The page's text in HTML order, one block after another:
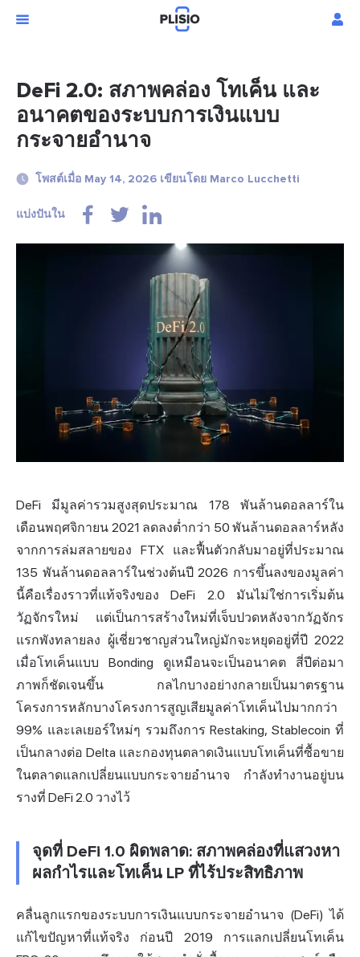
DeFi 2.0: สภาพคล่อง โทเค็น และ
อนาคตของระบบการเงินแบบ
กระจายอำนาจ
โพสต์เมื่อ May 14, 2026 เขียนโดย Marco Lucchetti
แบ่งปันใน
DeFi มีมูลค่ารวมสูงสุดประมาณ 178 พันล้านดอลลาร์ใน
เดือนพฤศจิกายน 2021 ลดลงต่ำกว่า 50 พันล้านดอลลาร์หลัง
จากการล่มสลายของ FTX และฟื้นตัวกลับมาอยู่ที่ประมาณ
135 พันล้านดอลลาร์ในช่วงต้นปี 2026 การขึ้นลงของมูลค่า
นี้คือเรื่องราวที่แท้จริงของ DeFi 2.0 มันไม่ใช่การเริ่มต้น
วัฏจักรใหม่ แต่เป็นการสร้างใหม่ที่เจ็บปวดหลังจากวัฏจักร
แรกพังทลายลง ผู้เชี่ยวชาญส่วนใหญ่มักจะหยุดอยู่ที่ปี 2022
เมื่อโทเค็นแบบ Bonding ดูเหมือนจะเป็นอนาคต สี่ปีต่อมา
ภาพก็ชัดเจนขึ้น กลไกบางอย่างกลายเป็นมาตรฐาน
โครงการหลักบางโครงการสูญเสียมูลค่าโทเค็นไปมากกว่า
99% และเลเยอร์ใหม่ๆ รวมถึงการ Restaking, Stablecoin ที่
เป็นกลางต่อ Delta และกองทุนตลาดเงินแบบโทเค็นที่ซื้อขาย
ในตลาดแลกเปลี่ยนแบบกระจายอำนาจ กำลังทำงานอยู่บน
รางที่ DeFi 2.0 วางไว้
จุดที่ DeFi 1.0 ผิดพลาด: สภาพคล่องที่แสวงหา
ผลกำไรและโทเค็น LP ที่ไร้ประสิทธิภาพ
คลื่นลูกแรกของระบบการเงินแบบกระจายอำนาจ (DeFi) ได้
แก้ไขปัญหาที่แท้จริง ก่อนปี 2019 การแลกเปลี่ยนโทเค็น